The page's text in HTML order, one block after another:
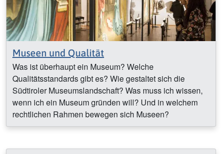
Museen und Qualität
Was ist überhaupt ein Museum? Welche
Qualitätsstandards gibt es? Wie gestaltet sich die
Südtiroler Museumslandschaft? Was muss ich wissen,
wenn ich ein Museum gründen will? Und in welchem
rechtlichen Rahmen bewegen sich Museen?